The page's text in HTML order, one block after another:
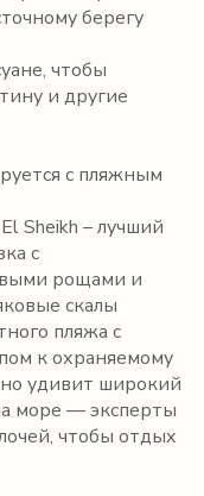
берегу
чтобы
и другие
с пляжным
Sheikh – лучший
с
рощами и
скалы
пляжа с
к охраняемому
удивит широкий
море — эксперты
чтобы отдых